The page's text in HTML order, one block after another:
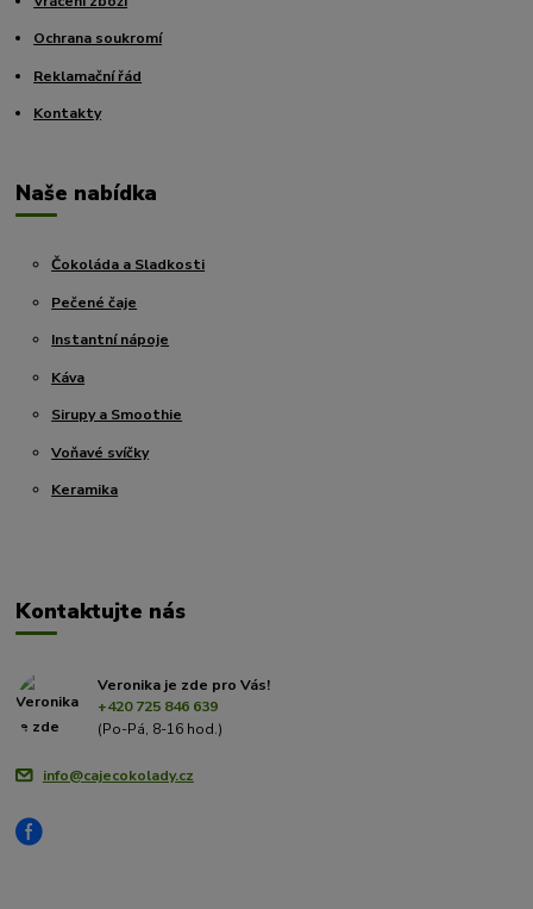
Ochrana soukromí
Reklamační řád
Kontakty
Naše nabídka
Čokoláda a Sladkosti
Pečené čaje
Instantní nápoje
Káva
Sirupy a Smoothie
Voňavé svíčky
Keramika
Kontaktujte nás
Veronika je zde pro Vás!
+420 725 846 639
(Po-Pá, 8-16 hod.)
info@cajecokolady.cz